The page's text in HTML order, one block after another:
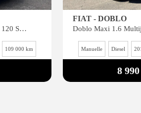
Doblo 1.6 Multijet 16V - 120 S&S - 7pl II COMBI Lounge PHASE 2
109 000 km
FIAT - DOBLO
Manuelle Diesel
8